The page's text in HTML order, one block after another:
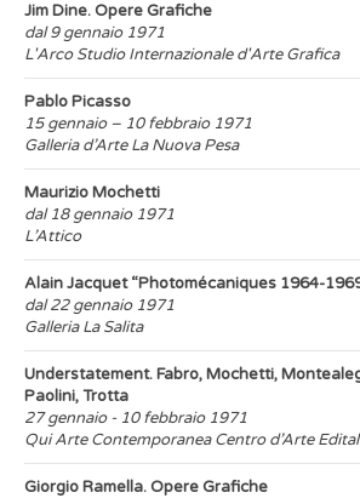
Jim Dine. Opere Grafiche
dal 9 gennaio 1971
L'Arco Studio Internazionale d'Arte Grafica
Pablo Picasso
15 gennaio – 10 febbraio 1971
Galleria d’Arte La Nuova Pesa
Maurizio Mochetti
dal 18 gennaio 1971
L’Attico
Alain Jacquet “Photomécaniques 1964-
dal 22 gennaio 1971
Galleria La Salita
Understatement. Fabro, Mochetti,
Paolini, Trotta
27 gennaio - 10 febbraio 1971
Qui Arte Contemporanea Centro d’Arte
Giorgio Ramella. Opere Grafiche